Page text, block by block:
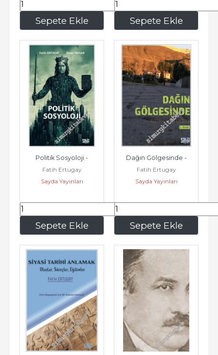
Sepete Ekle
357,00 Sepete Ekle
357,00
Sepete Ekle
Politik Sosyoloji -
Fatih Ertugay
Sayda Yayınları
324,00 Sepete Ekle
Dağın Gölgesinde -
Fatih Ertugay
Sayda Yayınları
255,00